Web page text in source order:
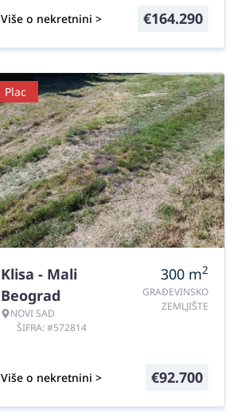
Više o nekretnini > €164.290
Plac
Klisa - Mali
Beograd
NOVI SAD
ŠIFRA: #572814
300 m2
GRAĐEVINSKO
ZEMLJIŠTE
Više o nekretnini > €92.700